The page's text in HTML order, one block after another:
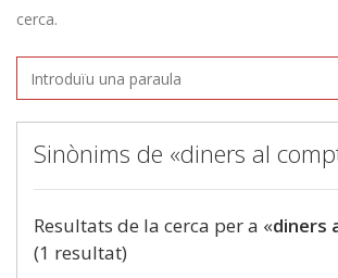
cerca.
Sinònims de «diners al
Resultats de la cerca per a «diners
(1 resultat)